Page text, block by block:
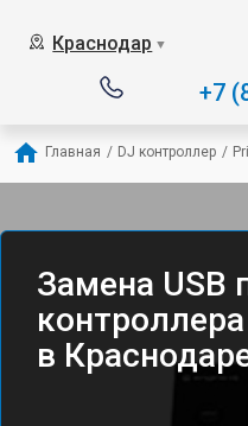
Краснодар ▼
+7
Главная / DJ контроллер /
Замена USB
в